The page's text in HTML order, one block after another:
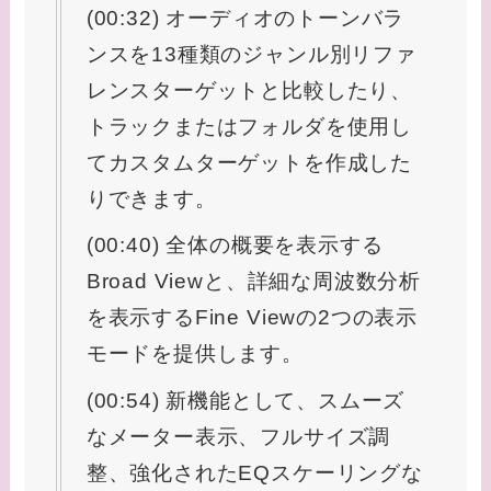
(00:32) オーディオのトーンバラ
ンスを13種類のジャンル別リファ
レンスターゲットと比較したり、
トラックまたはフォルダを使用し
てカスタムターゲットを作成した
りできます。
(00:40) 全体の概要を表示する
Broad Viewと、詳細な周波数分析
を表示するFine Viewの2つの表示
モードを提供します。
(00:54) 新機能として、スムーズ
なメーター表示、フルサイズ調
整、強化されたEQスケーリングな